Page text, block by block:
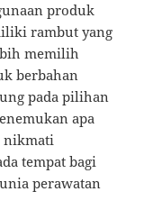
produk
rambut yang
memilih
berbahan
pada pilihan
apa
nikmati
tempat bagi
perawatan